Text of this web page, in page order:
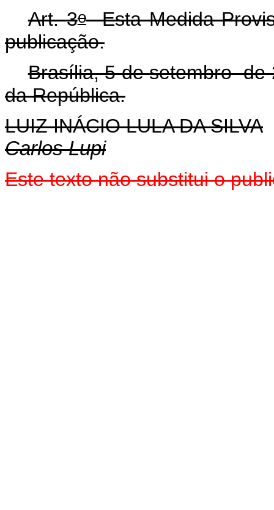
Art. 3oEsta Medida
publicação.
Brasília, 5 de setembro de
da República.
LUIZ INÁCIO LULA DA SILVA
Carlos Lupi
Este texto não substitui o